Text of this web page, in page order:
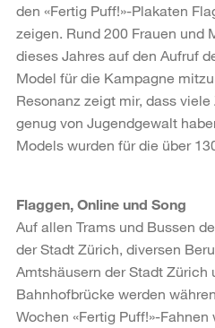
den «Fertig Puff!»-Plakaten
zeigen. Rund 200 Frauen und
dieses Jahres auf den Aufruf
Model für die Kampagne
Resonanz zeigt mir, dass
genug von Jugendgewalt
Models wurden für die über
Flaggen, Online und Song
Auf allen Trams und Bussen
der Stadt Zürich, diversen
Amtshäusern der Stadt Zürich
Bahnhofbrücke werden
Wochen «Fertig Puff!»-